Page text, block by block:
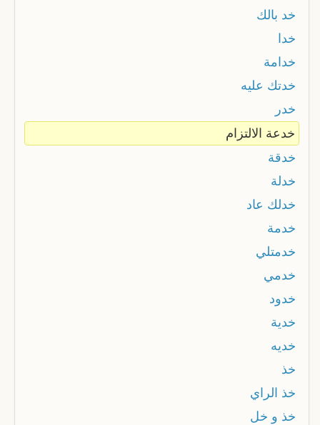
خد بالك
خدا
خدامة
خدتك عليه
خدر
خدعة الالتزام
خدقة
خدلة
خدلك عاد
خدمة
خدمتلي
خدمي
خدود
خدية
خديه
خذ
خذ الراي
خذ و خل